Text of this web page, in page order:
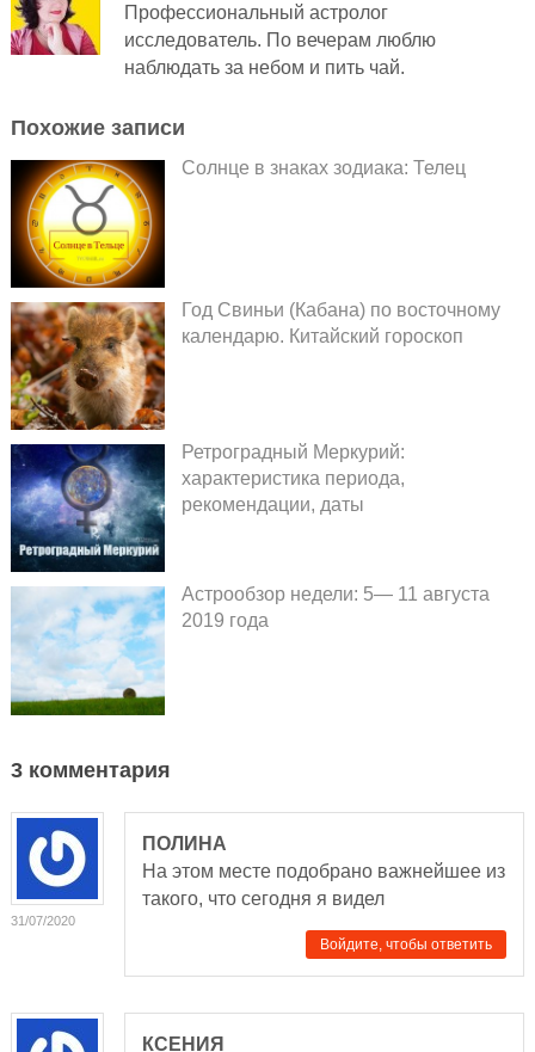
Профессиональный астролог
исследователь. По вечерам люблю
наблюдать за небом и пить чай.
Похожие записи
Солнце в знаках зодиака: Телец
Год Свиньи (Кабана) по восточному
календарю. Китайский гороскоп
Ретроградный Меркурий:
характеристика периода,
рекомендации, даты
Астрообзор недели: 5— 11 августа
2019 года
3 комментария
31/07/2020
ПОЛИНА
На этом месте подобрано важнейшее из
такого, что сегодня я видел
Войдите, чтобы ответить
КСЕНИЯ